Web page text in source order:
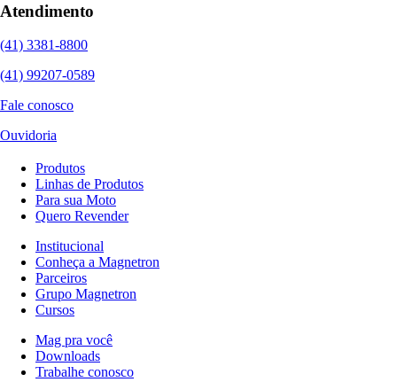
Atendimento
(41) 3381-8800
(41) 99207-0589
Fale conosco
Ouvidoria
Produtos
Linhas de Produtos
Para sua Moto
Quero Revender
Institucional
Conheça a Magnetron
Parceiros
Grupo Magnetron
Cursos
Mag pra você
Downloads
Trabalhe conosco